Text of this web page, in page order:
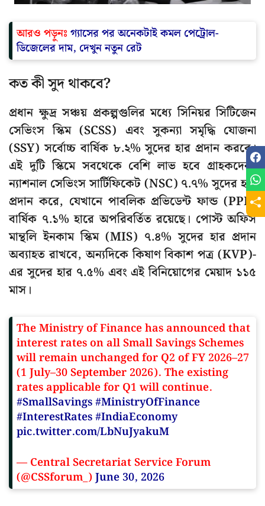
আরও পড়ুনঃগ্যাসের পর অনেকটাই কমল পেট্রোল-
ডিজেলের দাম, দেখুন নতুন রেট
কত কী সুদ থাকবে?
প্রধান ক্ষুদ্র সঞ্চয় প্রকল্পগুলির মধ্যে সিনিয়র সিটিজেন
সেভিংস স্কিম (SCSS) এবং সুকন্যা সমৃদ্ধি যোজনা
(SSY) সর্বোচ্চ বার্ষিক ৮.২% সুদের হার প্রদান করবে।
এই দুটি স্কিমে সবথেকে বেশি লাভ হবে গ্রাহকদের।
ন্যাশনাল সেভিংস সার্টিফিকেট (NSC) ৭.৭% সুদের হার
প্রদান করে, যেখানে পাবলিক প্রভিডেন্ট ফান্ড (PPF)
বার্ষিক ৭.১% হারে অপরিবর্তিত রয়েছে। পোস্ট অফিস
মান্থলি ইনকাম স্কিম (MIS) ৭.৪% সুদের হার প্রদান
অব্যাহত রাখবে, অন্যদিকে কিষাণ বিকাশ পত্র (KVP)-
এর সুদের হার ৭.৫% এবং এই বিনিয়োগের মেয়াদ ১১৫
মাস।
The Ministry of Finance has announced that
interest rates on all Small Savings Schemes
will remain unchanged for Q2 of FY 2026–27
(1 July–30 September 2026). The existing
rates applicable for Q1 will continue.
#SmallSavings#MinistryOfFinance
#InterestRates#IndiaEconomy
pic.twitter.com/LbNuJyakuM
— Central Secretariat Service Forum
(@CSSforum_) June 30, 2026